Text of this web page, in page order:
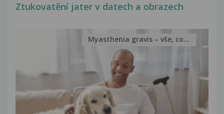
Ztukovatění jater v datech a obrazech
Myasthenia gravis – vše, co...